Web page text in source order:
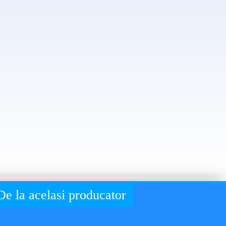
la acelasi producator